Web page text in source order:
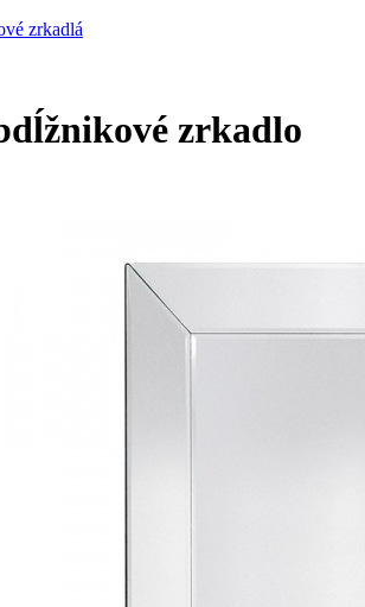
zrkadlá
zrkadlo